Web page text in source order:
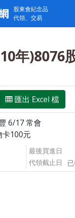
股東會紀念品
代領、交易
年)8076
匯出 Excel 檔
6/17 常會
100元
最後買進日
代領截止日